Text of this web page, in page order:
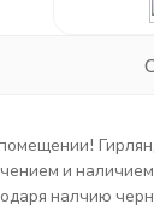
и
налчию